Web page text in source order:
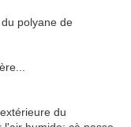
polyane de
du